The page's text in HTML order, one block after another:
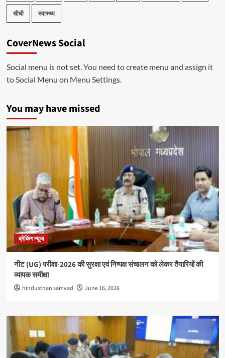
सीधी स्वास्थ्य
CoverNews Social
Social menu is not set. You need to create menu and assign it
to Social Menu on Menu Settings.
You may have missed
ब्रेकिंग न्यूज
नीट (UG) परीक्षा-2026 की सुरक्षा एवं निष्पक्ष संचालन को लेकर तैयारियों की
व्यापक समीक्षा
hindusthan samvad June 16, 2026